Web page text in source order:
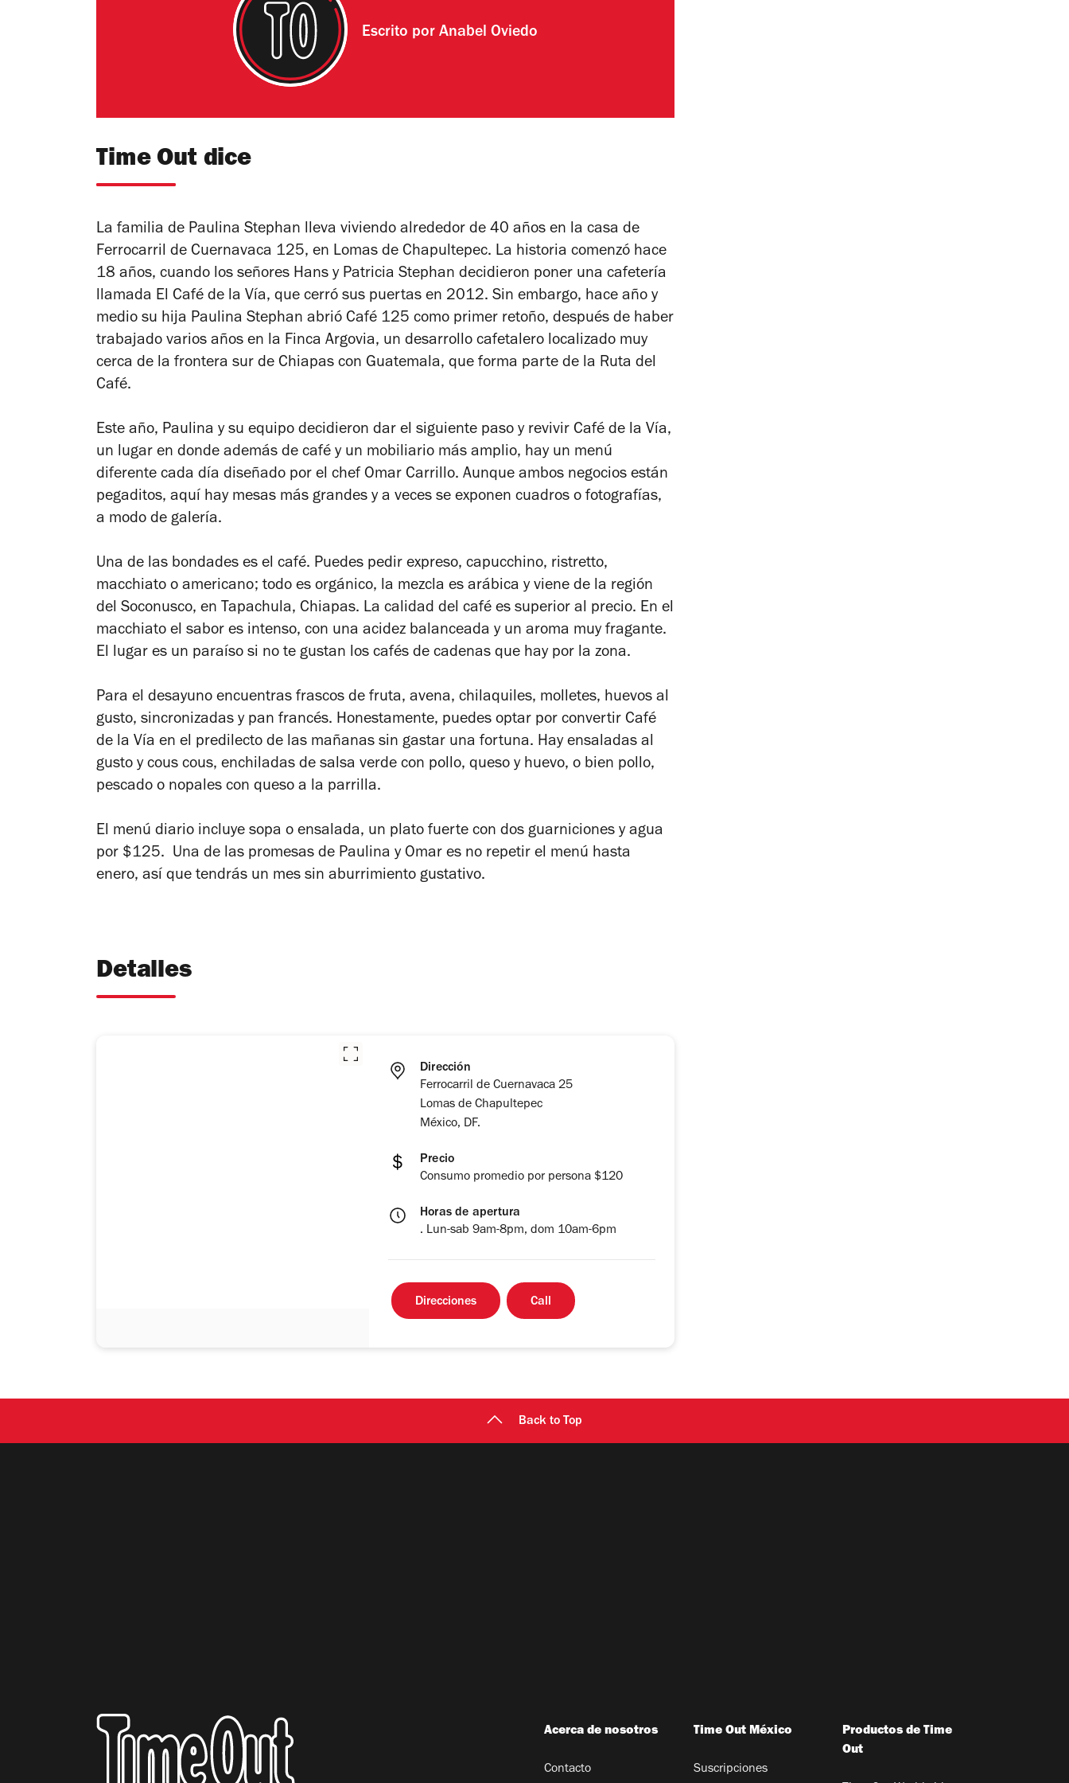
Escrito por Anabel Oviedo
Time Out dice
La familia de Paulina Stephan lleva viviendo alrededor de 40 años en la casa de
Ferrocarril de Cuernavaca 125, en Lomas de Chapultepec. La historia comenzó hace
18 años, cuando los señores Hans y Patricia Stephan decidieron poner una cafetería
llamada El Café de la Vía, que cerró sus puertas en 2012. Sin embargo, hace año y
medio su hija Paulina Stephan abrió Café 125 como primer retoño, después de haber
trabajado varios años en la Finca Argovia, un desarrollo cafetalero localizado muy
cerca de la frontera sur de Chiapas con Guatemala, que forma parte de la Ruta del
Café.
Este año, Paulina y su equipo decidieron dar el siguiente paso y revivir Café de la Vía,
un lugar en donde además de café y un mobiliario más amplio, hay un menú
diferente cada día diseñado por el chef Omar Carrillo. Aunque ambos negocios están
pegaditos, aquí hay mesas más grandes y a veces se exponen cuadros o fotografías,
a modo de galería.
Una de las bondades es el café. Puedes pedir expreso, capucchino, ristretto,
macchiato o americano; todo es orgánico, la mezcla es arábica y viene de la región
del Soconusco, en Tapachula, Chiapas. La calidad del café es superior al precio. En el
macchiato el sabor es intenso, con una acidez balanceada y un aroma muy fragante.
El lugar es un paraíso si no te gustan los cafés de cadenas que hay por la zona.
Para el desayuno encuentras frascos de fruta, avena, chilaquiles, molletes, huevos al
gusto, sincronizadas y pan francés. Honestamente, puedes optar por convertir Café
de la Vía en el predilecto de las mañanas sin gastar una fortuna. Hay ensaladas al
gusto y cous cous, enchiladas de salsa verde con pollo, queso y huevo, o bien pollo,
pescado o nopales con queso a la parrilla.
El menú diario incluye sopa o ensalada, un plato fuerte con dos guarniciones y agua
por $125. Una de las promesas de Paulina y Omar es no repetir el menú hasta
enero, así que tendrás un mes sin aburrimiento gustativo.
Detalles
Dirección
Ferrocarril de Cuernavaca 25
Lomas de Chapultepec
México, DF.
Precio
Consumo promedio por persona $120
Horas de apertura
. Lun-sab 9am-8pm, dom 10am-6pm
Direcciones Call
Back to Top
Acerca de nosotros
Contacto
Time Out México
Suscripciones
Productos de Time
Out